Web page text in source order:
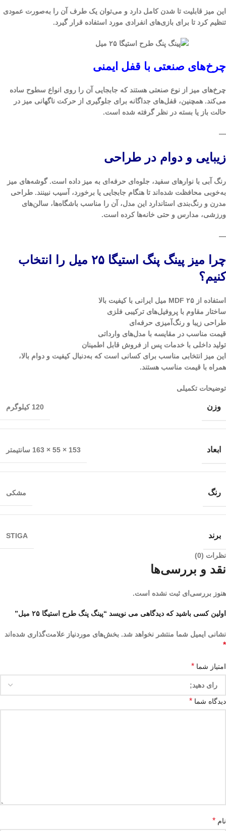
این میز قابلیت تا شدن کامل دارد و می‌توان یک طرف آن را به‌صورت عمودی
تنظیم کرد تا برای بازی‌های انفرادی مورد استفاده قرار گیرد.
چرخ‌های صنعتی با قفل ایمنی
چرخ‌های میز از نوع صنعتی هستند که جابجایی آن را روی انواع سطوح ساده
می‌کند. همچنین، قفل‌های جداگانه برای جلوگیری از حرکت ناگهانی میز در
حالت باز یا بسته در نظر گرفته شده است.
—
زیبایی و دوام در طراحی
رنگ آبی با نوارهای سفید، جلوه‌ای حرفه‌ای به میز داده است. گوشه‌های میز
به‌خوبی محافظت شده‌اند تا هنگام جابجایی یا برخورد، آسیب نبینند. طراحی
مدرن و رنگ‌بندی استاندارد این مدل، آن را مناسب باشگاه‌ها، سالن‌های
ورزشی، مدارس و حتی خانه‌ها کرده است.
—
چرا میز پینگ پنگ استیگا ۲۵ میل را انتخاب
کنیم؟
استفاده از MDF ۲۵ میل ایرانی با کیفیت بالا
ساختار مقاوم با پروفیل‌های ترکیبی فلزی
طراحی زیبا و رنگ‌آمیزی حرفه‌ای
قیمت مناسب در مقایسه با مدل‌های وارداتی
تولید داخلی با خدمات پس از فروش قابل اطمینان
این میز انتخابی مناسب برای کسانی است که به‌دنبال کیفیت و دوام بالا،
همراه با قیمت مناسب هستند.
توضیحات تکمیلی
وزن 120 کیلوگرم
ابعاد 153 × 55 × 163 سانتیمتر
رنگ مشکی
برند STIGA
نظرات (0)
نقد و بررسی‌ها
هنوز بررسی‌ای ثبت نشده است.
اولین کسی باشید که دیدگاهی می نویسد “پینگ پنگ طرح استیگا ۲۵ میل”
نشانی ایمیل شما منتشر نخواهد شد. بخش‌های موردنیاز علامت‌گذاری شده‌اند
*
امتیاز شما *
دیدگاه شما *
نام *